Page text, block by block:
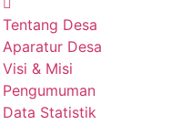
Tentang Desa
Aparatur Desa
Visi & Misi
Pengumuman
Data Statistik